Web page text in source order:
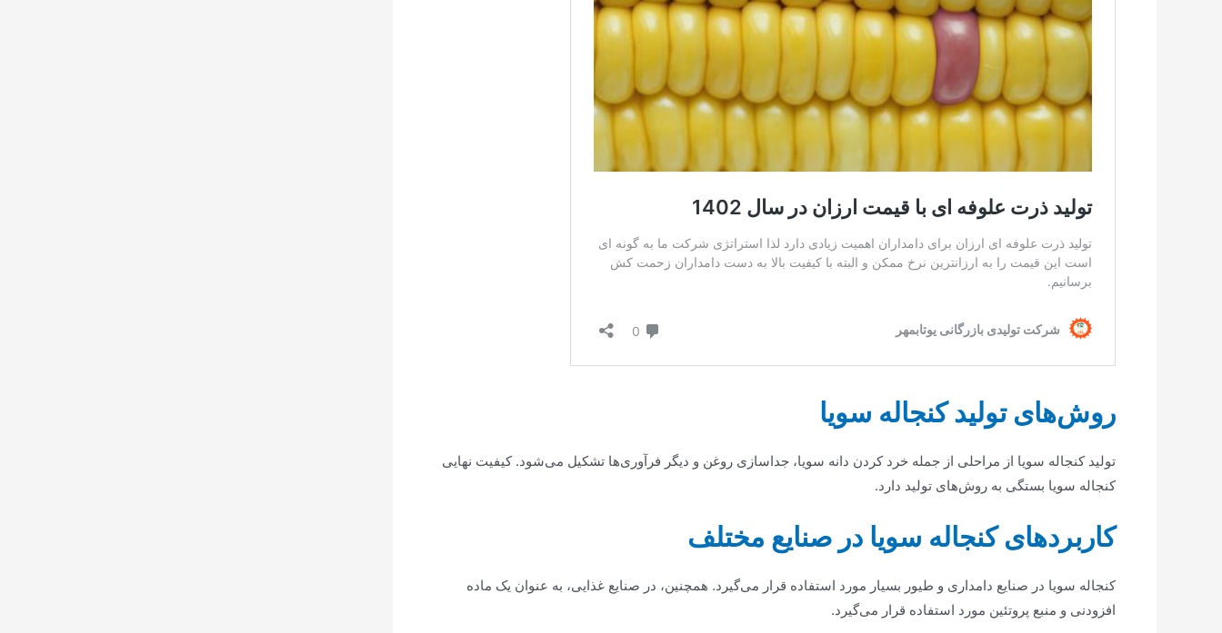
روش‌های تولید کنجاله سویا
تولید کنجاله سویا از مراحلی از جمله خرد کردن دانه سویا، جداسازی روغن و دیگر فرآوری‌ها تشکیل می‌شود. کیفیت نهایی
کنجاله سویا بستگی به روش‌های تولید دارد.
کاربردهای کنجاله سویا در صنایع مختلف
کنجاله سویا در صنایع دامداری و طیور بسیار مورد استفاده قرار می‌گیرد. همچنین، در صنایع غذایی، به عنوان یک ماده
افزودنی و منبع پروتئین مورد استفاده قرار می‌گیرد.